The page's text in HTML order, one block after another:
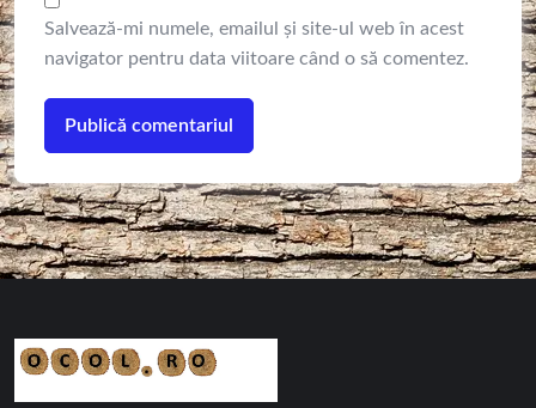
Salvează-mi numele, emailul și site-ul web în acest
navigator pentru data viitoare când o să comentez.